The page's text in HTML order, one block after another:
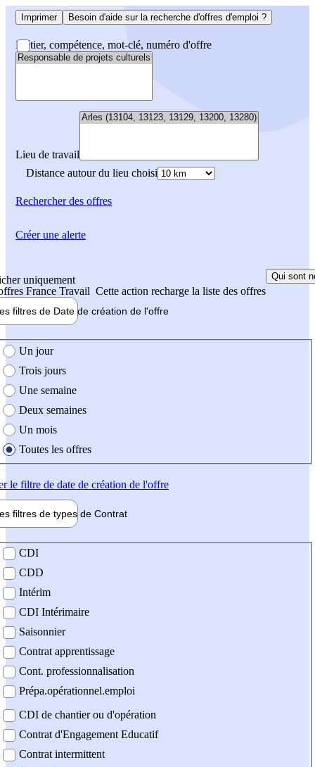
Imprimer Besoin d'aide sur la recherche d'offres d'emploi ?
Métier, compétence, mot-clé, numéro d'offre
Lieu de travail
Distance autour du lieu choisi
Rechercherdes offres
uniquement
France Travail Cette action recharge la liste des offres
Qui sont
filtres de Date de création de l'offre
création de l'offre
Un jour
Trois jours
Une semaine
Deux semaines
Un mois
Toutes les offres
le filtre de date de création de l'offre
filtres de types de Contrat
contrat
CDI
CDD
Intérim
CDI Intérimaire
Saisonnier
Contrat apprentissage
Cont. professionnalisation
Prépa.opérationnel.emploi
CDI de chantier ou d'opération
Contrat d'Engagement Educatif
Contrat intermittent
Créer une alerte